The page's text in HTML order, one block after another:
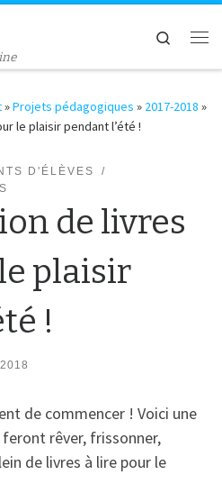
Search
»Projets pédagogiques » 2017-2018 »
le plaisir pendant l’été !
D'ÉLÈVES
de livres
plaisir
!
de commencer ! Voici une
rêver, frissonner,
de livres à lire pour le